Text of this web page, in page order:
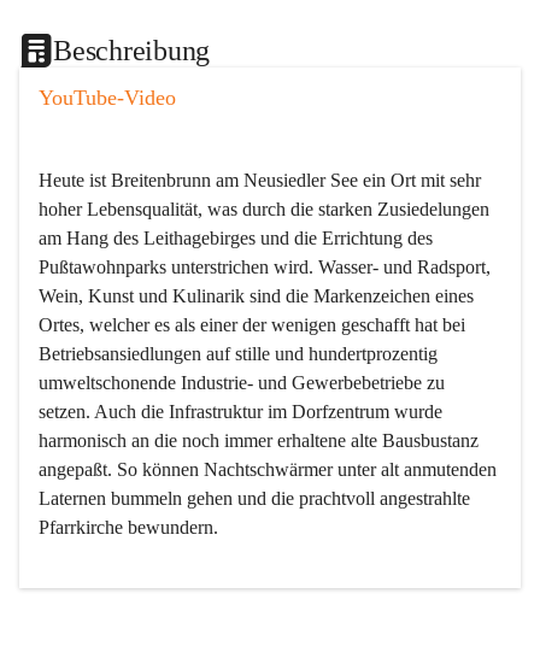
Beschreibung
YouTube-Video
Heute ist Breitenbrunn am Neusiedler See ein Ort mit sehr
hoher Lebensqualität, was durch die starken Zusiedelungen
am Hang des Leithagebirges und die Errichtung des
Pußtawohnparks unterstrichen wird. Wasser- und Radsport,
Wein, Kunst und Kulinarik sind die Markenzeichen eines
Ortes, welcher es als einer der wenigen geschafft hat bei
Betriebsansiedlungen auf stille und hundertprozentig
umweltschonende Industrie- und Gewerbebetriebe zu
setzen. Auch die Infrastruktur im Dorfzentrum wurde
harmonisch an die noch immer erhaltene alte Bausbustanz
angepaßt. So können Nachtschwärmer unter alt anmutenden
Laternen bummeln gehen und die prachtvoll angestrahlte
Pfarrkirche bewundern.
Der Weinbau dominert heute nicht mehr, ist aber integrativer